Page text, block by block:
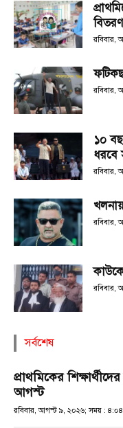
রবিবার,
রবিবার,
১০
ধরবে
রবিবার,
রবিবার,
রবিবার,
সর্বশেষ
প্রাথমিকের
আগস্ট
রবিবার, আগস্ট ৯, ২০২৬; সময় : ৪:০৪